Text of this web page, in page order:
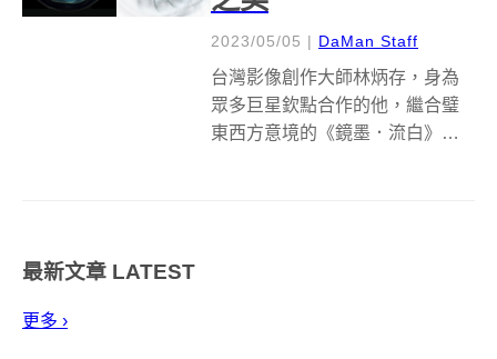
2023/05/05 | DaMan Staff
台灣影像創作大師林炳存，身為
眾多巨星欽點合作的他，繼合璧
東西方意境的《鏡墨．流白》
最新文章 LATEST
更多 ›